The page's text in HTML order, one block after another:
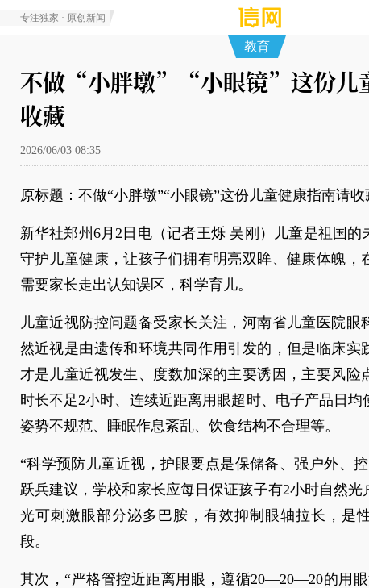
专注独家 · 原创新闻
教育
不做“小胖墩”“小眼镜”这份儿
收藏
2026/06/03 08:35
原标题：不做“小胖墩”“小眼镜”这份儿童健康指南请收
新华社郑州6月2日电（记者王烁 吴刚）儿童是祖国的
守护儿童健康，让孩子们拥有明亮双眸、健康体魄，
需要家长走出认知误区，科学育儿。
儿童近视防控问题备受家长关注，河南省儿童医院眼
然近视是由遗传和环境共同作用引发的，但是临床实
才是儿童近视发生、度数加深的主要诱因，主要风险
时长不足2小时、连续近距离用眼超时、电子产品日均
姿势不规范、睡眠作息紊乱、饮食结构不合理等。
“科学预防儿童近视，护眼要点是保储备、强户外、
跃兵建议，学校和家长应每日保证孩子有2小时自然光
光可刺激眼部分泌多巴胺，有效抑制眼轴拉长，是
段。
其次，“严格管控近距离用眼，遵循20—20—20的用